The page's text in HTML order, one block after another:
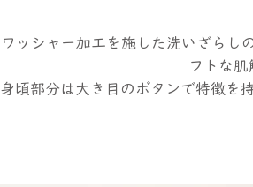
ワッシャー加工を施した洗いざらし
フトな
身頃部分は大き目のボタンで特徴を